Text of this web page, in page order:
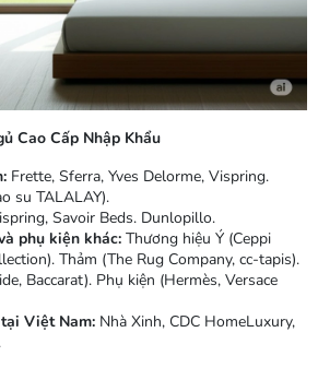
Cao Cấp Nhập Khẩu
Frette, Sferra, Yves Delorme, Vispring.
su TALALAY).
Savoir Beds. Dunlopillo.
phụ kiện khác: Thương hiệu Ý (Ceppi
Thảm (The Rug Company, cc-tapis).
Baccarat). Phụ kiện (Hermès, Versace
Việt Nam: Nhà Xinh, CDC HomeLuxury,